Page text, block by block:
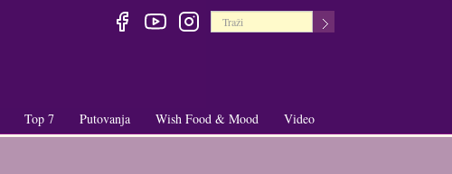
Top 7
+
Putovanja
+
Wish Food & Mood Video